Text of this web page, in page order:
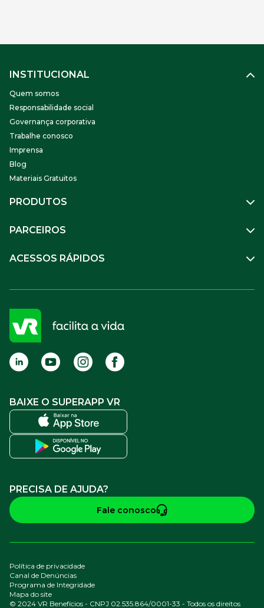
INSTITUCIONAL
Quem somos
Responsabilidade social
Governança corporativa
Trabalhe conosco
Imprensa
Blog
Materiais Gratuitos
PRODUTOS
Benefícios
Soluções Financeiras
Compre Online
PARCEIROS
Parceiro VR
APP VR Estabelecimentos
ACESSOS RÁPIDOS
Sou empresa
FAQ
Termos de Uso
BAIXE O SUPERAPP VR
PRECISA DE AJUDA?
Fale conosco
© 2024 VR Benefícios - CNPJ 02.535.864/0001-33 - Todos os direitos
Política de privacidade
Canal de Denúncias
Programa de Integridade
Mapa do site